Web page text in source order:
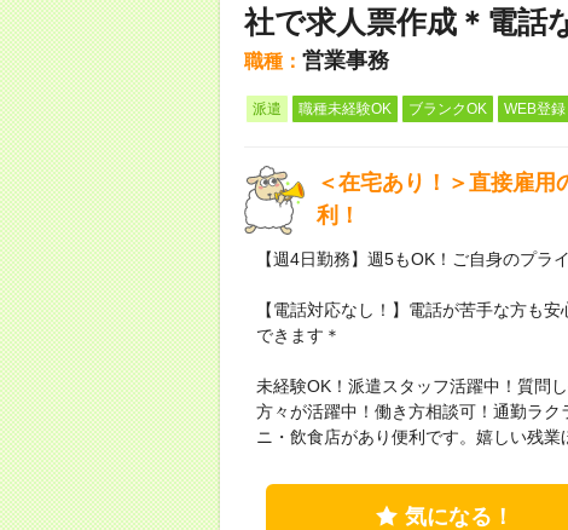
社で求人票作成＊電話
職種： 営業事務
派遣 職種未経験OK ブランクOK WEB登
＜在宅あり！＞直接雇
利！
【週4日勤務】週5もOK！ご自身のプラ
【電話対応なし！】電話が苦手な方も
できます＊
未経験OK！派遣スタッフ活躍中！質問
方々が活躍中！働き方相談可！通勤ラ
ニ・飲食店があり便利です。嬉しい残業
気になる！